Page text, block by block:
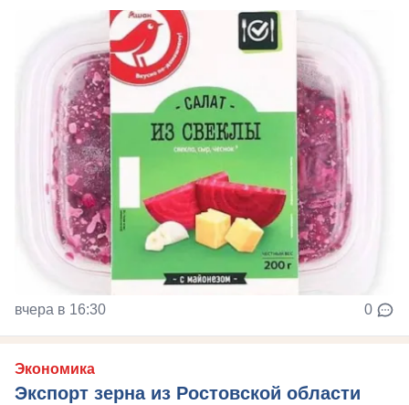
вчера в 16:30 0
Экономика
Экспорт зерна из Ростовской области